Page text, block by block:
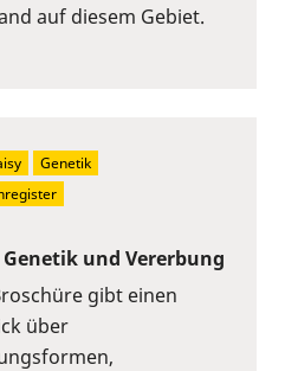
auf diesem Gebiet.
Genetik und Vererbung
gibt einen
über
Genetik